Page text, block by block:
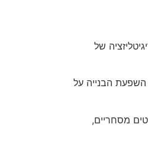
של
השפעת הבנייה על
מסחריים,